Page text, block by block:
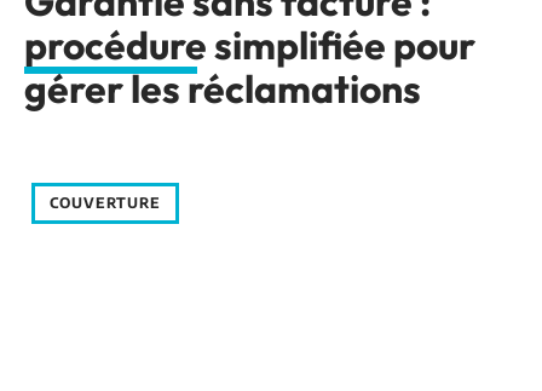
procédure simplifiée pour
gérer les réclamations
COUVERTURE